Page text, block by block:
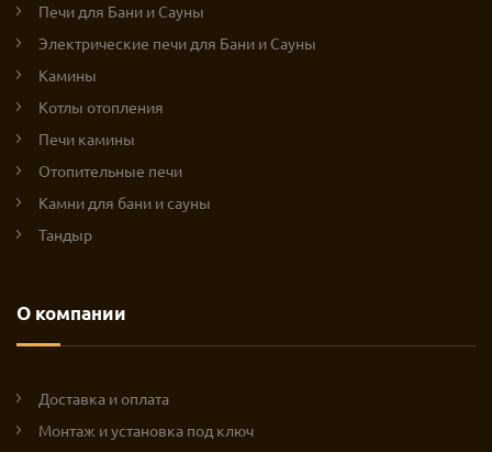
Печи для Бани и Сауны
Электрические печи для Бани и Сауны
Камины
Котлы отопления
Печи камины
Отопительные печи
Камни для бани и сауны
Тандыр
О компании
Доставка и оплата
Монтаж и установка под ключ